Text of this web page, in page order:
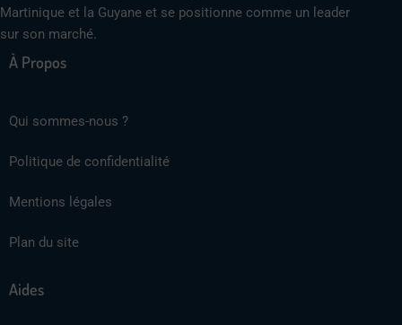
Martinique et la Guyane et se positionne comme un leader
sur son marché.
À Propos
Qui sommes-nous ?
Politique de confidentialité
Mentions légales
Plan du site
Aides